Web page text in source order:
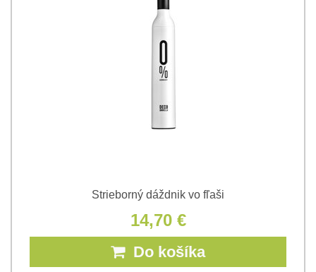
Strieborný dáždnik vo fľaši
14,70 €
Do košíka